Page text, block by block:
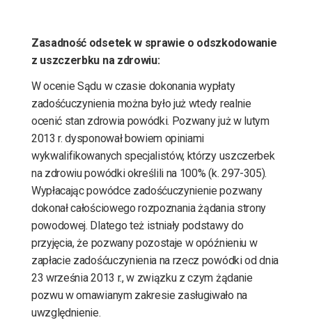
Zasadność odsetek w sprawie o odszkodowanie
z uszczerbku na zdrowiu:
W ocenie Sądu w czasie dokonania wypłaty
zadośćuczynienia można było już wtedy realnie
ocenić stan zdrowia powódki. Pozwany już w lutym
2013 r. dysponował bowiem opiniami
wykwalifikowanych specjalistów, którzy uszczerbek
na zdrowiu powódki określili na 100% (k. 297-305).
Wypłacając powódce zadośćuczynienie pozwany
dokonał całościowego rozpoznania żądania strony
powodowej. Dlatego też istniały podstawy do
przyjęcia, że pozwany pozostaje w opóźnieniu w
zapłacie zadośćuczynienia na rzecz powódki od dnia
23 września 2013 r., w związku z czym żądanie
pozwu w omawianym zakresie zasługiwało na
uwzględnienie.